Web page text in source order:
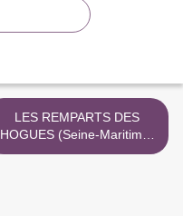
LES REMPARTS DES
HOGUES (Seine-Maritime)
>